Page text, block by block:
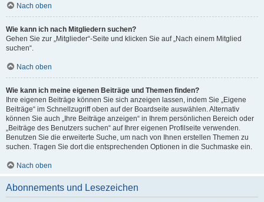
Nach oben
Wie kann ich nach Mitgliedern suchen?
Gehen Sie zur „Mitglieder“-Seite und klicken Sie auf „Nach einem Mitglied
suchen“.
Nach oben
Wie kann ich meine eigenen Beiträge und Themen finden?
Ihre eigenen Beiträge können Sie sich anzeigen lassen, indem Sie „Eigene
Beiträge“ im Schnellzugriff oben auf der Boardseite auswählen. Alternativ
können Sie auch „Ihre Beiträge anzeigen“ in Ihrem persönlichen Bereich oder
„Beiträge des Benutzers suchen“ auf Ihrer eigenen Profilseite verwenden.
Benutzen Sie die erweiterte Suche, um nach von Ihnen erstellen Themen zu
suchen. Tragen Sie dort die entsprechenden Optionen in die Suchmaske ein.
Nach oben
Abonnements und Lesezeichen